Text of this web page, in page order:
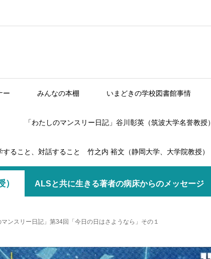
ー みんなの本棚 いまどきの学校図書館事情
「わたしのマンスリー日記」谷川彰英（筑波大学名誉教授）
ること、対話すること 竹之内 裕文（静岡大学、大学院教授）
ALSと共に生きる著者の病床からのメッセージ
マンスリー日記」第34回「今日の日はさようなら」その１